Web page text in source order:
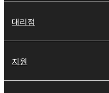
대리점
지원